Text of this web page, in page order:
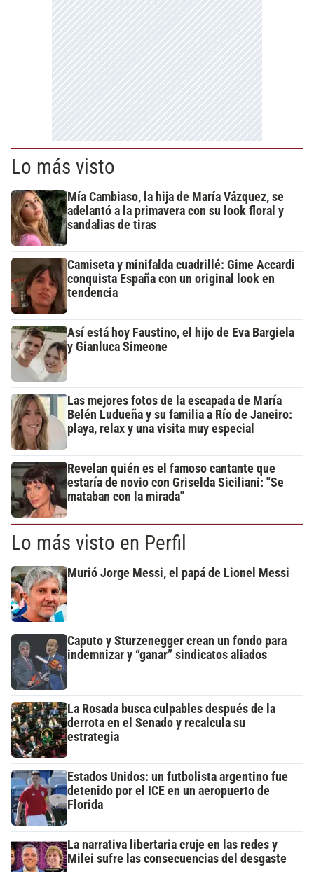
Lo más visto
Mía Cambiaso, la hija de María Vázquez, se
adelantó a la primavera con su look floral y
sandalias de tiras
Camiseta y minifalda cuadrillé: Gime Accardi
conquista España con un original look en
tendencia
Así está hoy Faustino, el hijo de Eva Bargiela
y Gianluca Simeone
Las mejores fotos de la escapada de María
Belén Ludueña y su familia a Río de Janeiro:
playa, relax y una visita muy especial
Revelan quién es el famoso cantante que
estaría de novio con Griselda Siciliani: "Se
mataban con la mirada"
Lo más visto en Perfil
Murió Jorge Messi, el papá de Lionel Messi
Caputo y Sturzenegger crean un fondo para
indemnizar y “ganar” sindicatos aliados
La Rosada busca culpables después de la
derrota en el Senado y recalcula su
estrategia
Estados Unidos: un futbolista argentino fue
detenido por el ICE en un aeropuerto de
Florida
La narrativa libertaria cruje en las redes y
Milei sufre las consecuencias del desgaste